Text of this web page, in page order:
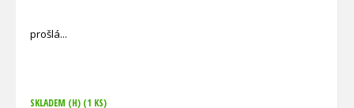
prošlá
SKLADEM (H) (1 KS)